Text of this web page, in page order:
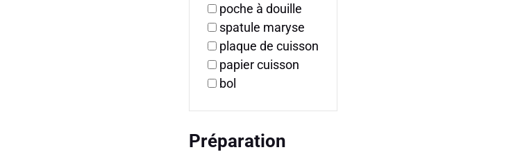
poche à douille
spatule maryse
plaque de cuisson
papier cuisson
bol
Préparation